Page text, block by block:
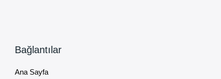
Bağlantılar
Ana Sayfa